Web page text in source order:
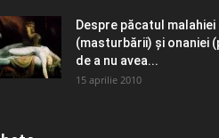
Despre păcatul malahiei
(masturbării) şi onaniei
de a nu avea...
15 aprilie 2010